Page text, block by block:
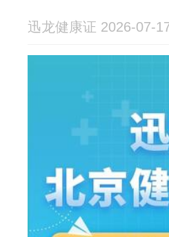
迅龙健康证 2026-07-